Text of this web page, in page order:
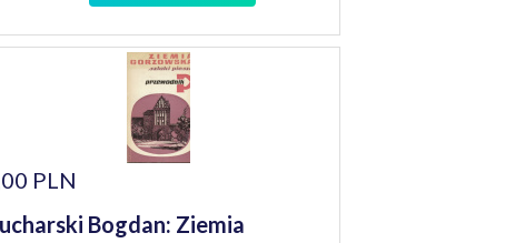
PLN
Bogdan: Ziemia